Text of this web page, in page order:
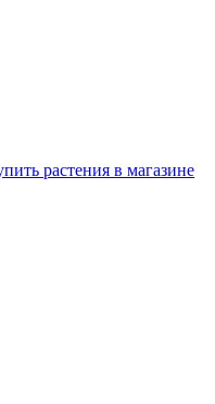
растения в магазине